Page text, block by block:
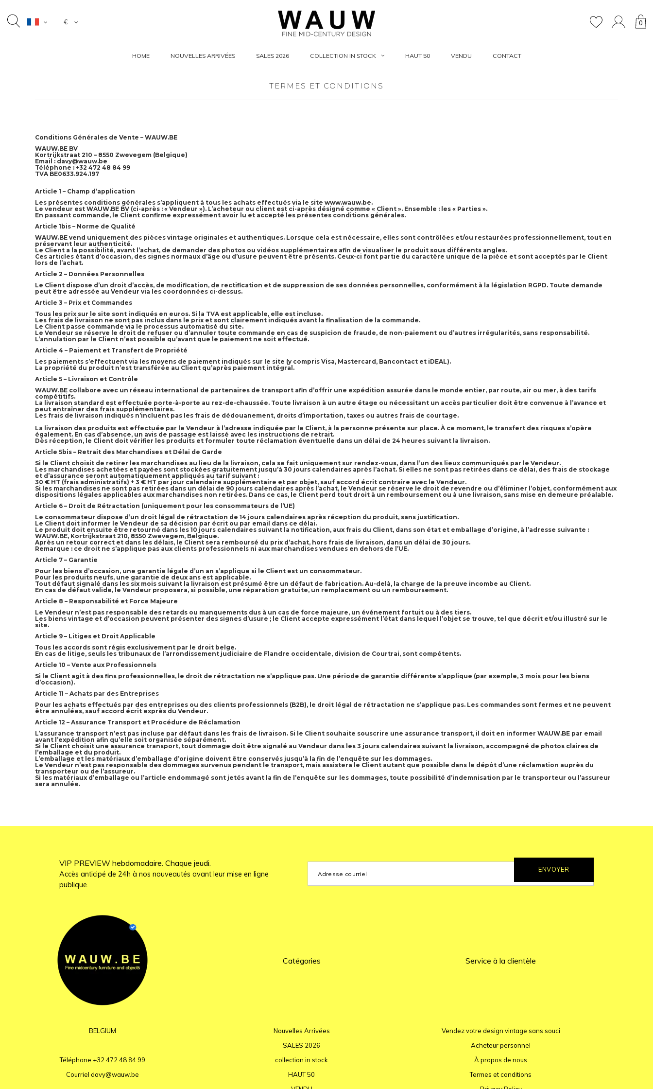
€ 0
HOME NOUVELLES ARRIVÉES SALES 2026 COLLECTION IN STOCK HAUT 50 VENDU CONTACT
Termes et conditions
TERMES ET CONDITIONS
Conditions Générales de Vente – WAUW.BE
WAUW.BE BV
Kortrijkstraat 210 – 8550 Zwevegem (Belgique)
Email : davy@wauw.be
Téléphone : +32 472 48 84 99
TVA BE0633.924.197
Article 1 – Champ d’application
Les présentes conditions générales s’appliquent à tous les achats effectués via le site www.wauw.be.
Le vendeur est WAUW.BE BV (ci-après : « Vendeur »). L’acheteur ou client est ci-après désigné comme « Client ». Ensemble : les « Parties ».
En passant commande, le Client confirme expressément avoir lu et accepté les présentes conditions générales.
Article 1bis – Norme de Qualité
WAUW.BE vend uniquement des pièces vintage originales et authentiques. Lorsque cela est nécessaire, elles sont contrôlées et/ou restaurées professionnellement, tout en
préservant leur authenticité.
Le Client a la possibilité, avant l’achat, de demander des photos ou vidéos supplémentaires afin de visualiser le produit sous différents angles.
Ces articles étant d’occasion, des signes normaux d’âge ou d’usure peuvent être présents. Ceux-ci font partie du caractère unique de la pièce et sont acceptés par le Client
lors de l’achat.
Article 2 – Données Personnelles
Le Client dispose d’un droit d’accès, de modification, de rectification et de suppression de ses données personnelles, conformément à la législation RGPD. Toute demande
peut être adressée au Vendeur via les coordonnées ci-dessus.
Article 3 – Prix et Commandes
Tous les prix sur le site sont indiqués en euros. Si la TVA est applicable, elle est incluse.
Les frais de livraison ne sont pas inclus dans le prix et sont clairement indiqués avant la finalisation de la commande.
Le Client passe commande via le processus automatisé du site.
Le Vendeur se réserve le droit de refuser ou d’annuler toute commande en cas de suspicion de fraude, de non-paiement ou d’autres irrégularités, sans responsabilité.
L’annulation par le Client n’est possible qu’avant que le paiement ne soit effectué.
Article 4 – Paiement et Transfert de Propriété
Les paiements s’effectuent via les moyens de paiement indiqués sur le site (y compris Visa, Mastercard, Bancontact et iDEAL).
La propriété du produit n’est transférée au Client qu’après paiement intégral.
Article 5 – Livraison et Contrôle
WAUW.BE collabore avec un réseau international de partenaires de transport afin d’offrir une expédition assurée dans le monde entier, par route, air ou mer, à des tarifs
compétitifs.
La livraison standard est effectuée porte-à-porte au rez-de-chaussée. Toute livraison à un autre étage ou nécessitant un accès particulier doit être convenue à l’avance et
peut entraîner des frais supplémentaires.
Les frais de livraison indiqués n’incluent pas les frais de dédouanement, droits d’importation, taxes ou autres frais de courtage.
La livraison des produits est effectuée par le Vendeur à l’adresse indiquée par le Client, à la personne présente sur place. À ce moment, le transfert des risques s’opère
également. En cas d’absence, un avis de passage est laissé avec les instructions de retrait.
Dès réception, le Client doit vérifier les produits et formuler toute réclamation éventuelle dans un délai de 24 heures suivant la livraison.
Article 5bis – Retrait des Marchandises et Délai de Garde
Si le Client choisit de retirer les marchandises au lieu de la livraison, cela se fait uniquement sur rendez-vous, dans l’un des lieux communiqués par le Vendeur.
Les marchandises achetées et payées sont stockées gratuitement jusqu’à 30 jours calendaires après l’achat. Si elles ne sont pas retirées dans ce délai, des frais de stockage
et d’assurance seront automatiquement appliqués au tarif suivant :
30 € HT (frais administratifs) + 3 € HT par jour calendaire supplémentaire et par objet, sauf accord écrit contraire avec le Vendeur.
Si les marchandises ne sont pas retirées dans un délai de 90 jours calendaires après l’achat, le Vendeur se réserve le droit de revendre ou d’éliminer l’objet, conformément aux
dispositions légales applicables aux marchandises non retirées. Dans ce cas, le Client perd tout droit à un remboursement ou à une livraison, sans mise en demeure préalable.
Article 6 – Droit de Rétractation (uniquement pour les consommateurs de l’UE)
Le consommateur dispose d’un droit légal de rétractation de 14 jours calendaires après réception du produit, sans justification.
Le Client doit informer le Vendeur de sa décision par écrit ou par email dans ce délai.
Le produit doit ensuite être retourné dans les 10 jours calendaires suivant la notification, aux frais du Client, dans son état et emballage d’origine, à l’adresse suivante :
WAUW.BE, Kortrijkstraat 210, 8550 Zwevegem, Belgique.
Après un retour correct et dans les délais, le Client sera remboursé du prix d’achat, hors frais de livraison, dans un délai de 30 jours.
Remarque : ce droit ne s’applique pas aux clients professionnels ni aux marchandises vendues en dehors de l’UE.
Article 7 – Garantie
Pour les biens d’occasion, une garantie légale d’un an s’applique si le Client est un consommateur.
Pour les produits neufs, une garantie de deux ans est applicable.
Tout défaut signalé dans les six mois suivant la livraison est présumé être un défaut de fabrication. Au-delà, la charge de la preuve incombe au Client.
En cas de défaut valide, le Vendeur proposera, si possible, une réparation gratuite, un remplacement ou un remboursement.
Article 8 – Responsabilité et Force Majeure
Le Vendeur n’est pas responsable des retards ou manquements dus à un cas de force majeure, un événement fortuit ou à des tiers.
Les biens vintage et d’occasion peuvent présenter des signes d’usure ; le Client accepte expressément l’état dans lequel l’objet se trouve, tel que décrit et/ou illustré sur le
site.
Article 9 – Litiges et Droit Applicable
Tous les accords sont régis exclusivement par le droit belge.
En cas de litige, seuls les tribunaux de l’arrondissement judiciaire de Flandre occidentale, division de Courtrai, sont compétents.
Article 10 – Vente aux Professionnels
Si le Client agit à des fins professionnelles, le droit de rétractation ne s’applique pas. Une période de garantie différente s’applique (par exemple, 3 mois pour les biens
d’occasion).
Article 11 – Achats par des Entreprises
Pour les achats effectués par des entreprises ou des clients professionnels (B2B), le droit légal de rétractation ne s’applique pas. Les commandes sont fermes et ne peuvent
être annulées, sauf accord écrit exprès du Vendeur.
Article 12 – Assurance Transport et Procédure de Réclamation
L’assurance transport n’est pas incluse par défaut dans les frais de livraison. Si le Client souhaite souscrire une assurance transport, il doit en informer WAUW.BE par email
avant l’expédition afin qu’elle soit organisée séparément.
Si le Client choisit une assurance transport, tout dommage doit être signalé au Vendeur dans les 3 jours calendaires suivant la livraison, accompagné de photos claires de
l’emballage et du produit.
L’emballage et les matériaux d’emballage d’origine doivent être conservés jusqu’à la fin de l’enquête sur les dommages.
Le Vendeur n’est pas responsable des dommages survenus pendant le transport, mais assistera le Client autant que possible dans le dépôt d’une réclamation auprès du
transporteur ou de l’assureur.
Si les matériaux d’emballage ou l’article endommagé sont jetés avant la fin de l’enquête sur les dommages, toute possibilité d’indemnisation par le transporteur ou l’assureur
sera annulée.
VIP PREVIEW hebdomadaire. Chaque jeudi.
Accès anticipé de 24h à nos nouveautés avant leur mise en ligne
publique.
ENVOYER
BELGIUM
Téléphone +32 472 48 84 99
Courriel davy@wauw.be
Catégories
Nouvelles Arrivées
SALES 2026
collection in stock
HAUT 50
Service à la clientèle
Vendez votre design vintage sans souci
Acheteur personnel
À propos de nous
Termes et conditions